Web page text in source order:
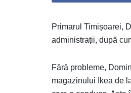
Primarul Timișoarei,
administrații, după
Fără probleme,
magazinului Ikea de